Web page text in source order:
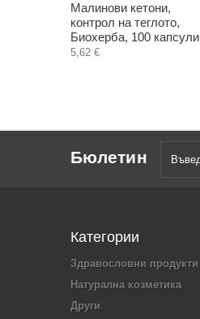
Малинови кетони,
контрол на теглото,
Биохерба, 100 капсули
5,62 €
Бюлетин
Категории
Здравословни продукти
Натурална козметика
Други